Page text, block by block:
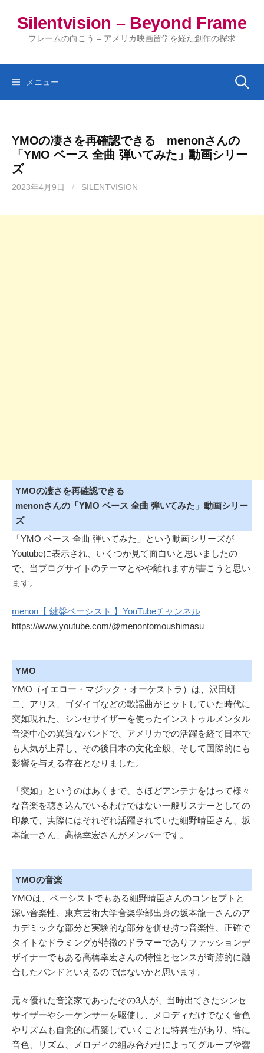
ツ
Silentvision – Beyond Frame
フレームの向こう – アメリカ映画留学を経た創作の探求
メニュー 検
YMOの凄さを再確認できる menonさんの
「YMO ベース 全曲 弾いてみた」動画シリー
ズ
2023年4月9日 / SILENTVISION
YMOの凄さを再確認できる
menonさんの「YMO ベース 全曲 弾いてみた」動画シリー
ズ
「YMO ベース 全曲 弾いてみた」という動画シリーズが
Youtubeに表示され、いくつか見て面白いと思いましたの
で、当ブログサイトのテーマとやや離れますが書こうと思い
ます。
menon【 鍵盤ベーシスト 】YouTubeチャンネル
https://www.youtube.com/@menontomoushimasu
YMO
YMO（イエロー・マジック・オーケストラ）は、沢田研
二、アリス、ゴダイゴなどの歌謡曲がヒットしていた時代に
突如現れた、シンセサイザーを使ったインストゥルメンタル
音楽中心の異質なバンドで、アメリカでの活躍を経て日本で
も人気が上昇し、その後日本の文化全般、そして国際的にも
影響を与える存在となりました。
「突如」というのはあくまで、さほどアンテナをはって様々
な音楽を聴き込んでいるわけではない一般リスナーとしての
印象で、実際にはそれぞれ活躍されていた細野晴臣さん、坂
本龍一さん、高橋幸宏さんがメンバーです。
YMOの音楽
YMOは、ベーシストでもある細野晴臣さんのコンセプトと
深い音楽性、東京芸術大学音楽学部出身の坂本龍一さんのア
カデミックな部分と実験的な部分を併せ持つ音楽性、正確で
タイトなドラミングが特徴のドラマーでありファッションデ
ザイナーでもある高橋幸宏さんの特性とセンスが奇跡的に融
合したバンドといえるのではないかと思います。
元々優れた音楽家であったその3人が、当時出てきたシンセ
サイザーやシーケンサーを駆使し、メロディだけでなく音色
やリズムも自覚的に構築していくことに特異性があり、特に
音色、リズム、メロディの組み合わせによってグルーブや響